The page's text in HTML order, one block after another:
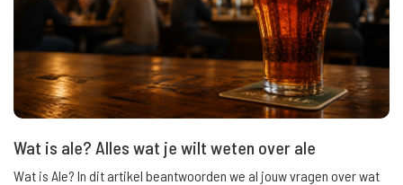
Wat is ale? Alles wat je wilt weten over ale
Wat is Ale? In dit artikel beantwoorden we al jouw vragen over wat